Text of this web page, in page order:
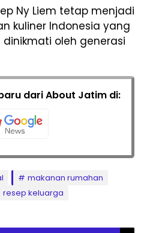
Ny Liem tetap menjadi
kuliner Indonesia yang
oleh generasi
dari About Jatim di:
makanan rumahan
resep keluarga